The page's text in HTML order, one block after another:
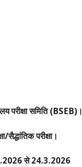
परीक्षा समिति (BSEB)।
सैद्धांतिक परीक्षा।
से 24.3.2026